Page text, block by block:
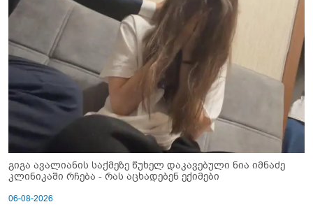
გიგა ავალიანის საქმეზე წუხელ დაკავებული ნია იმნაძე
კლინიკაში რჩება - რას აცხადებენ ექიმები
06-08-2026